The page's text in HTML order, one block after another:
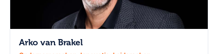
Arko van Brakel